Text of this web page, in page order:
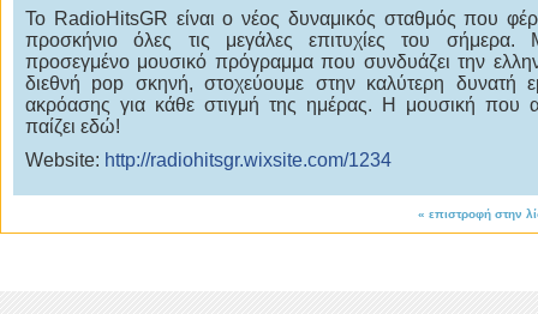
Το RadioHitsGR είναι ο νέος δυναμικός σταθμός που
προσκήνιο όλες τις μεγάλες επιτυχίες του σήμερα.
προσεγμένο μουσικό πρόγραμμα που συνδυάζει την
διεθνή pop σκηνή, στοχεύουμε στην καλύτερη δυνατή
ακρόασης για κάθε στιγμή της ημέρας. Η μουσική που
παίζει εδώ!
Website: http://radiohitsgr.wixsite.com/1234
« επιστροφή στην